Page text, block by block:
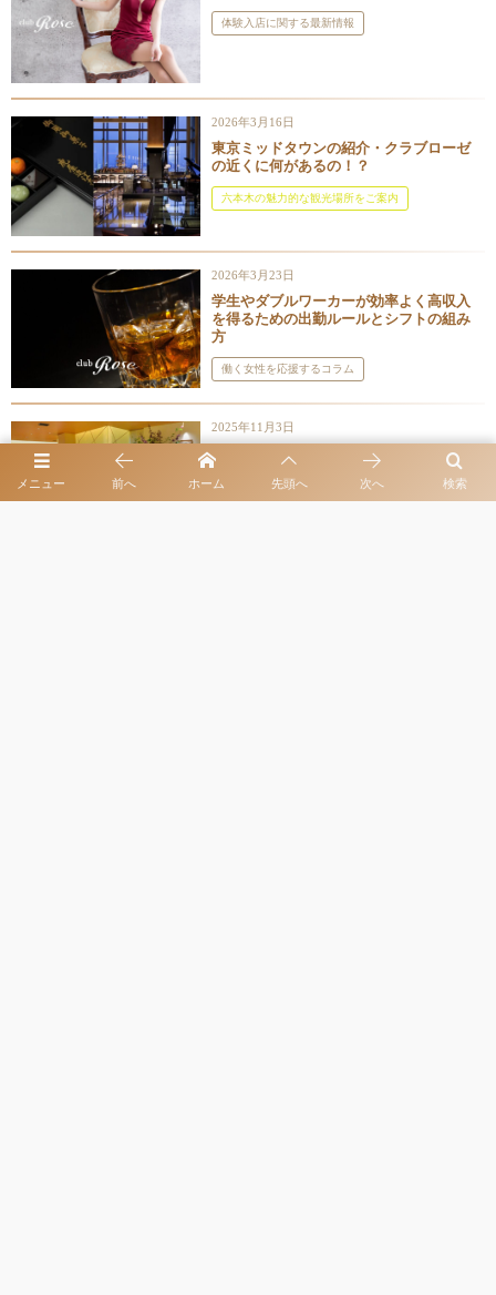
体験入店に関する最新情報
2026年3月16日
東京ミッドタウンの紹介・クラブローゼ
の近くに何があるの！？
六本木の魅力的な観光場所をご案内
2026年3月23日
学生やダブルワーカーが効率よく高収入
を得るための出勤ルールとシフトの組み
方
働く女性を応援するコラム
2025年11月3日
和食レストラン「心・技・体 うるふ」｜
富裕層が選ぶ、焼きふぐとすっぽんの、
体が求める美味しいディナー
メニュー 検索
前へ ホーム 先頭へ 次へ